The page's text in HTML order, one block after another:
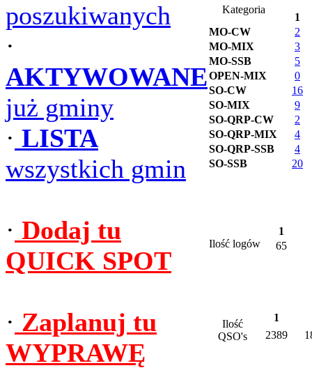
poszukiwanych
·
AKTYWOWANE
już gminy
· LISTA
wszystkich gmin
· Dodaj tu
QUICK SPOT
· Zaplanuj tu
WYPRAWĘ
Kategoria
1
MO-CW
2
MO-MIX
3
MO-SSB
5
OPEN-MIX
0
SO-CW
16
SO-MIX
9
SO-QRP-CW
2
SO-QRP-MIX
4
SO-QRP-SSB
4
SO-SSB
20
Ilość logów
1
65
Ilość
QSO's
1
2389